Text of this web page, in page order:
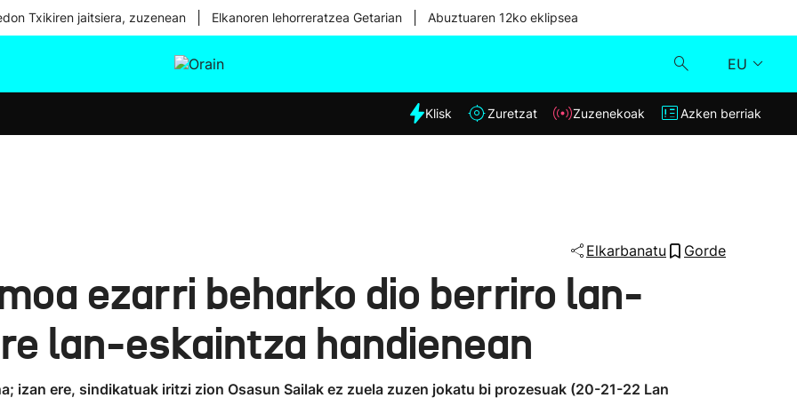
Txikiren jaitsiera, zuzenean Elkanoren lehorreratzea Getarian Abuztuaren 12ko eklipsea
EU
Eguraldia
Klisk
Klisk Zuretzat Zuzenekoak Azken berriak
Elkarbanatu Gorde
ezarri beharko dio berriro lan-
lan-eskaintza handienean
izan ere, sindikatuak iritzi zion Osasun Sailak ez zuela zuzen jokatu bi prozesuak (20-21-22 Lan